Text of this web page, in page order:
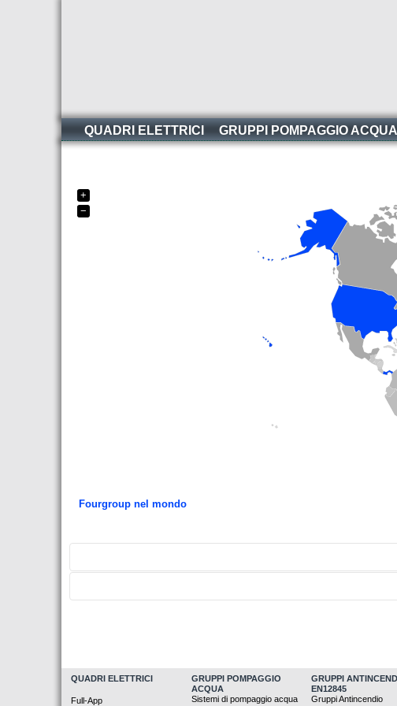
QUADRI ELETTRICI GRUPPI POMPAGGIO ACQUA
+
−
Fourgroup nel mondo
Compila questo modulo per conoscere il distributore te più vicino.
QUADRI ELETTRICI
Full-App
GRUPPI POMPAGGIO
ACQUA
Sistemi di pompaggio acqua
GRUPPI
EN12845
Gruppi Antincendio